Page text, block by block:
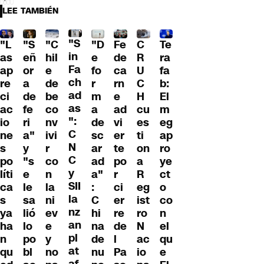
LEE TAMBIÉN
"L
as
ap
re
ci
ac
io
ne
s
po
líti
ca
s
ya
ha
n
qu
"S
eñ
or
a
de
fe
ri
a"
y
"s
e
le
sa
lió
lo
po
bl
"C
hil
e
de
be
co
nv
ivi
r
co
n
la
ni
ev
e
y
no
"S
in
Fa
ch
ad
as
":
C
N
C
y
SII
la
nz
an
pl
at
"D
e
fo
r
m
a
de
sc
ar
ad
a"
:
C
hi
na
de
nu
Fe
de
ca
rn
e
ad
vi
er
te
po
r
ci
er
re
de
l
Pa
C
R
U
C
H
cu
es
ti
on
a
R
eg
ist
ro
N
ac
io
Te
ra
fa
b:
El
m
eg
ap
ro
ye
ct
o
co
n
el
qu
e